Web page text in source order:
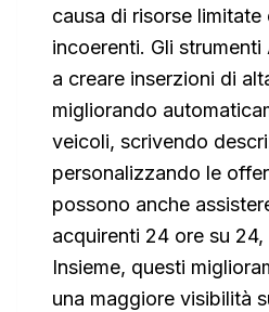
causa di risorse
incoerenti. Gli
a creare inserzioni di
migliorando
veicoli, scrivendo
personalizzando le
possono anche
acquirenti 24 ore su 24,
Insieme, questi
una maggiore visibilità